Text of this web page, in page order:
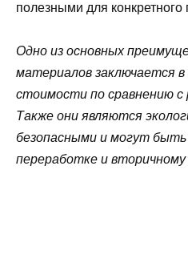
полезными для
Одно из основных
материалов заключается
стоимости по сравнению
Также они являются
безопасными и могут
переработке и вторичному